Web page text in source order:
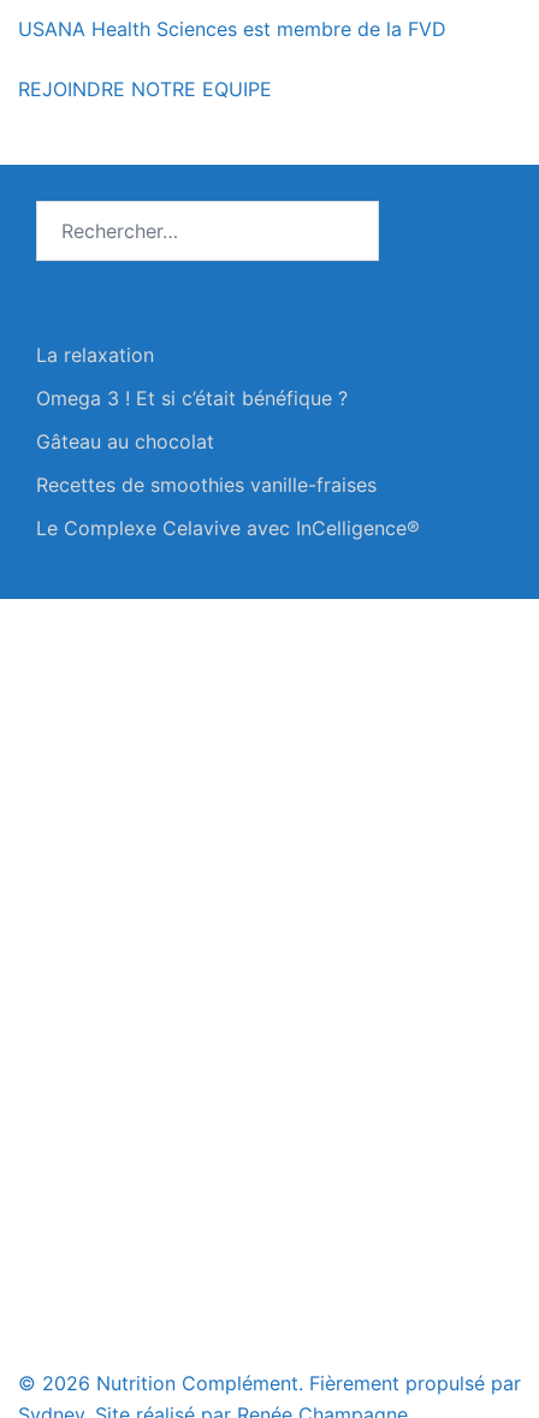
USANA Health Sciences est membre de la FVD
REJOINDRE NOTRE EQUIPE
La relaxation
Omega 3 ! Et si c’était bénéfique ?
Gâteau au chocolat
Recettes de smoothies vanille-fraises
Le Complexe Celavive avec InCelligence®
© 2026 Nutrition Complément. Fièrement propulsé par